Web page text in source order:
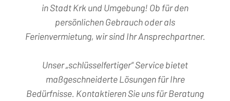
in Stadt Krk und Umgebung! Ob für den
persönlichen Gebrauch oder als
Ferienvermietung, wir sind Ihr Ansprechpartner.
Unser „schlüsselfertiger“ Service bietet
maßgeschneiderte Lösungen für Ihre
Bedürfnisse. Kontaktieren Sie uns für Beratung